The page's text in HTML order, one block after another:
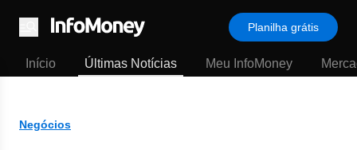
Menu
Planilha grátis
Início Últimas Notícias Meu InfoMoney
Negócios